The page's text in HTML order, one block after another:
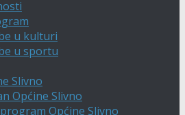
u kulturi
u sportu
Slivno
Općine Slivno
Općine Slivno